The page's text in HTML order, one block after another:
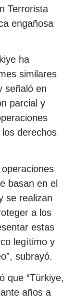
Terrorista
engañosa
ha
similares
señaló en
parcial y
derechos
basan en el
se realizan
a los
estas
legítimo y
subrayó.
que “Türkiye,
años a